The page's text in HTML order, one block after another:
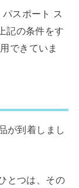
スポート ス
記の条件をす
できていま
が到着しまし
とつは、その